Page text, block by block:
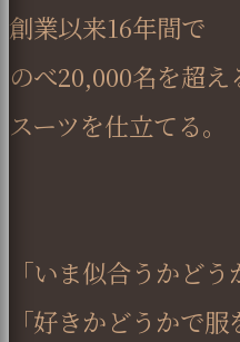
創業以来16年間で
のべ20,000名を超
スーツを仕立てる。
「いま似合うかど
「好きかどうかで